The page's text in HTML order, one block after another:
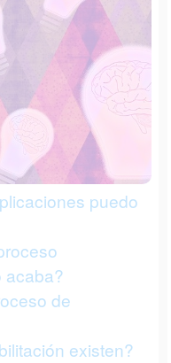
puedo
acaba?
de
existen?